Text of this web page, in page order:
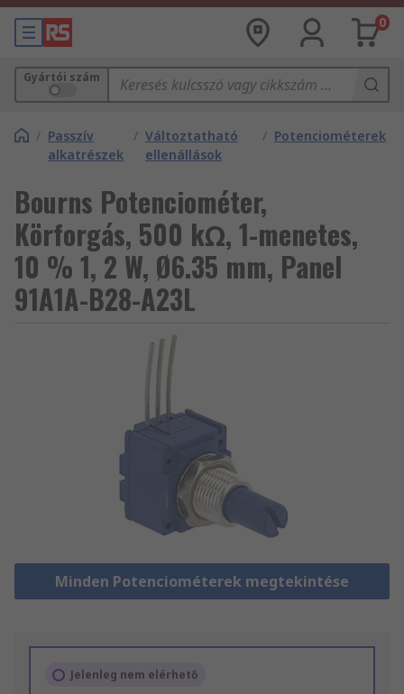
0
Gyártói szám
/ Passzív
alkatrészek
/ Változtatható
ellenállások
/ Potenciométerek
Bourns Potenciométer,
Körforgás, 500 kΩ, 1-menetes,
10 % 1, 2 W, Ø6.35 mm, Panel
91A1A-B28-A23L
Minden Potenciométerek megtekintése
Jelenleg nem elérhető